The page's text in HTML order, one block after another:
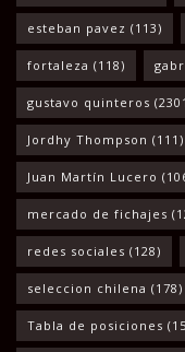
esteban pavez (113)
fortaleza (118)
gustavo quinteros
Jordhy Thompson (111)
Juan Martín Lucero
mercado de fichajes
redes sociales (128)
seleccion chilena (178)
Tabla de posiciones